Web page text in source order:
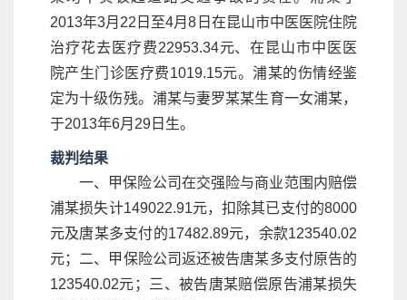
2013年3月22日至4月8日在昆山市中医医院住院
治疗花去医疗费22953.34元、在昆山市中医医
院产生门诊医疗费1019.15元。浦某的伤情经鉴
定为十级伤残。浦某与妻罗某某生育一女浦某，
于2013年6月29日生。
裁判结果
一、甲保险公司在交强险与商业范围内赔偿
浦某损失计149022.91元，扣除其已支付的8000
元及唐某多支付的17482.89元，余款123540.02
元；二、甲保险公司返还被告唐某多支付原告的
123540.02元；三、被告唐某赔偿原告浦某损失